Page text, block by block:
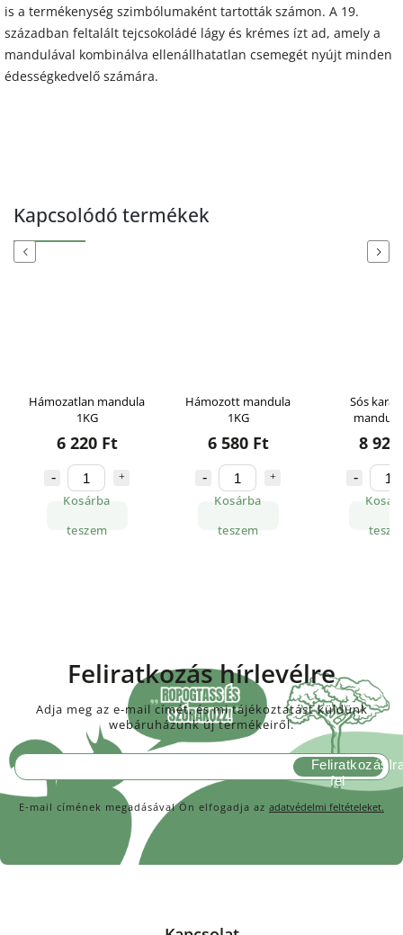
is a termékenység szimbólumaként tartották számon. A 19.
században feltalált tejcsokoládé lágy és krémes ízt ad, amely a
mandulával kombinálva ellenállhatatlan csemegét nyújt minden
édességkedvelő számára.
Kapcsolódó termékek
Previous
Hámozatlan mandula
1KG
6 220 Ft
Kosárba
teszem
Hámozott mandula
1KG
6 580 Ft
Kosárba
teszem
Sós
mandula
8
Next
Feliratkozás hírlevélre
Adja meg az e-mail címét, és mi tájékoztatást küldünk
webáruházunk új termékeiről.
E-mail címének megadásával Ön elfogadja az adatvédelmi feltételeket.
Feliratkozás